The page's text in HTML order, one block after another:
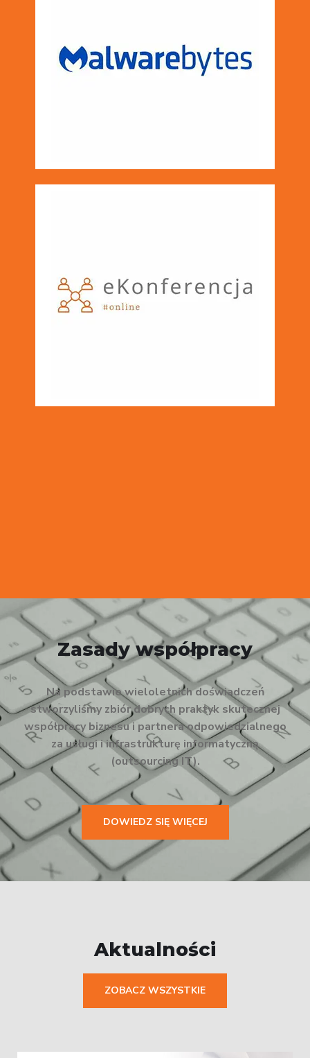
Zasady współpracy
Na podstawie wieloletnich doświadczeń
stworzyliśmy zbiór dobrych praktyk skutecznej
współpracy biznesu i partnera odpowiedzialnego
za usługi i infrastrukturę informatyczną
(outsourcing IT).
DOWIEDZ SIĘ WIĘCEJ
Aktualności
ZOBACZ WSZYSTKIE